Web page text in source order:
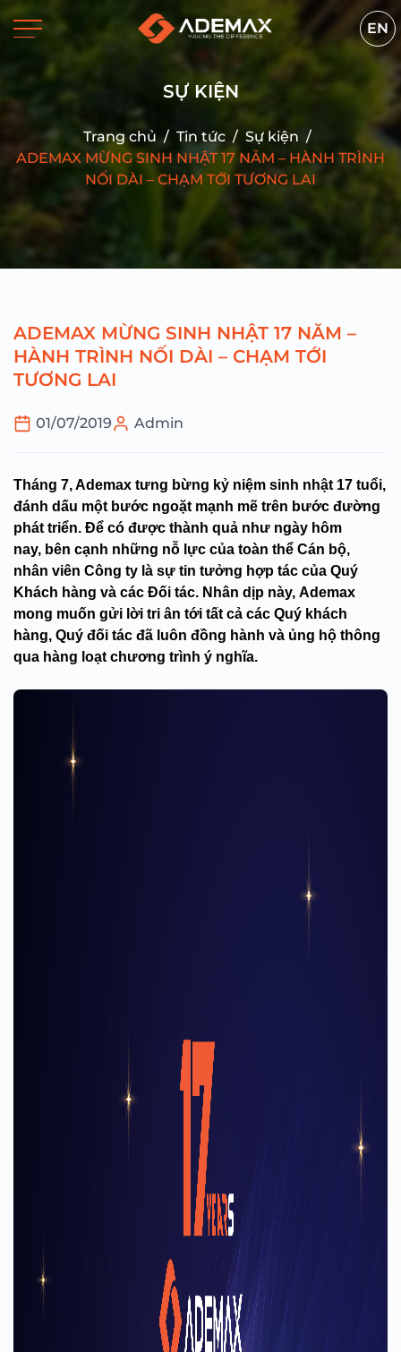
EN
SỰ KIỆN
Trang chủ / Tin tức / Sự kiện /
ADEMAX MỪNG SINH NHẬT 17 NĂM – HÀNH TRÌNH
NỐI DÀI – CHẠM TỚI TƯƠNG LAI
ADEMAX MỪNG SINH NHẬT 17 NĂM –
HÀNH TRÌNH NỐI DÀI – CHẠM TỚI
TƯƠNG LAI
01/07/2019 Admin
Tháng 7, Ademax tưng bừng kỷ niệm sinh nhật 17 tuổi,
đánh dấu một bước ngoặt mạnh mẽ trên bước đường
phát triển. Để có được thành quả như ngày hôm
nay, bên cạnh những nỗ lực của toàn thể Cán bộ,
nhân viên Công ty là sự tin tưởng hợp tác của Quý
Khách hàng và các Đối tác. Nhân dịp này, Ademax
mong muốn gửi lời tri ân tới tất cả các Quý khách
hàng, Quý đối tác đã luôn đồng hành và ủng hộ thông
qua hàng loạt chương trình ý nghĩa.